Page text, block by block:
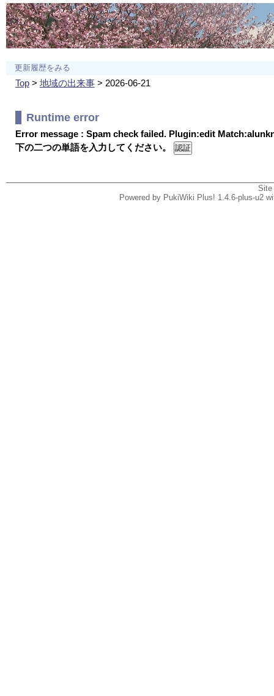
更新履歴をみる
Top> 地域の出来事> 2026-06-21
Runtime error
Error message : Spam check failed. Plugin:edit
下の二つの単語を入力してください。
Powered by PukiWiki Plus! 1.4.6-plus-u2